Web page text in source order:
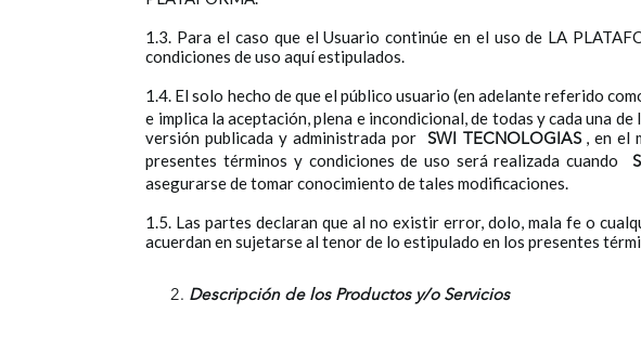
1.3. Para el caso que el Usuario continúe en el uso de LA
condiciones de uso aquí estipulados.
1.4. El solo hecho de que el público usuario (en adelante referido
e implica la aceptación, plena e incondicional, de todas y cada una
versión publicada y administrada por
SWI TECNOLOGIAS, en el
presentes términos y condiciones de uso será realizada cuando
asegurarse de tomar conocimiento de tales modificaciones.
1.5. Las partes declaran que al no existir error, dolo, mala fe o
acuerdan en sujetarse al tenor de lo estipulado en los presentes
Descripción de los Productos y/o Servicios